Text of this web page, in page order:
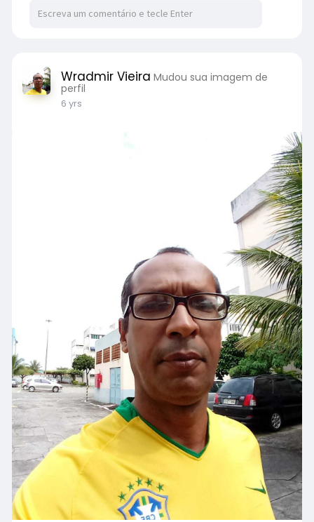
Wradmir Vieira Mudou sua imagem de
perfil
6 yrs